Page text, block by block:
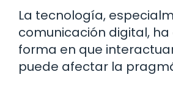
La tecnología,
comunicación digital,
forma en que
puede afectar la